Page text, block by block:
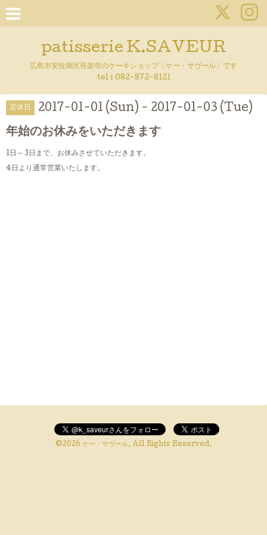
patisserie K.SAVEUR
広島市安佐南区長楽寺のケーキショップ〔ケー・サヴール〕です
tel : 082-872-8121
定休日 2017-01-01 (Sun) - 2017-01-03 (Tue)
年始のお休みをいただきます
1日～3日まで、お休みさせていただきます。
4日より通常営業いたします。
©2026 ケー・サヴール. All Rights Reserved.